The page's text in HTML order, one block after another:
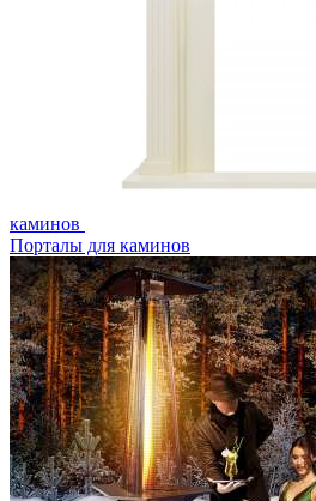
каминов
Порталы для каминов